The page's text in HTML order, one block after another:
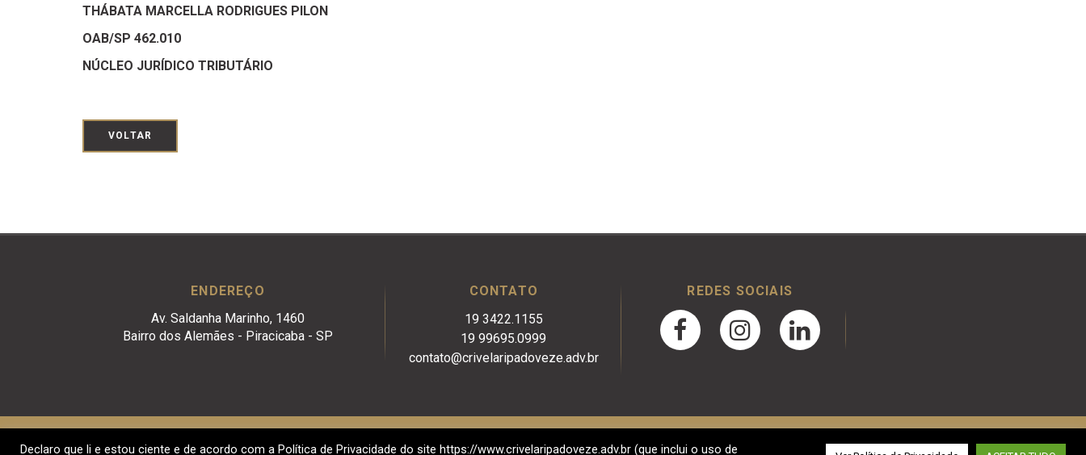
THÁBATA MARCELLA RODRIGUES PILON
OAB/SP 462.010
NÚCLEO JURÍDICO TRIBUTÁRIO
VOLTAR
ENDEREÇO
Av. Saldanha Marinho, 1460
Bairro dos Alemães - Piracicaba - SP
CONTATO
19 3422.1155
19 99695.0999
contato@crivelaripadoveze.adv.br
REDES SOCIAIS
Crivelari & Padoveze Advocacia Empresarial. © 2017 Desenvolvido por
Declaro que li e estou ciente e de acordo com a Política de Privacidade do site https://www.crivelaripadoveze.adv.br (que inclui o uso de